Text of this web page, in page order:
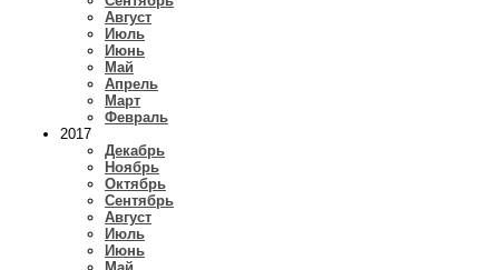
Август
Июль
Июнь
Май
Апрель
Март
Февраль
2017
Декабрь
Ноябрь
Октябрь
Сентябрь
Август
Июль
Июнь